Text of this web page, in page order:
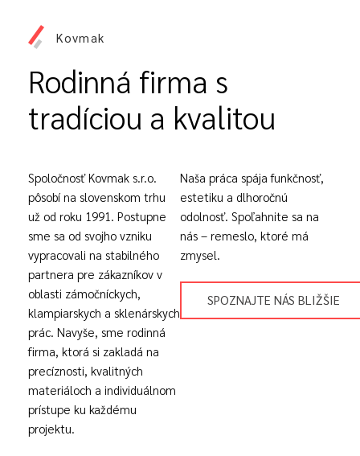
Kovmak
Rodinná firma s
tradíciou a kvalitou
Spoločnosť Kovmak s.r.o.
pôsobí na slovenskom trhu
už od roku 1991. Postupne
sme sa od svojho vzniku
vypracovali na stabilného
partnera pre zákazníkov v
oblasti zámočníckych,
klampiarskych a sklenárskych
prác. Navyše, sme rodinná
firma, ktorá si zakladá na
precíznosti, kvalitných
materiáloch a individuálnom
prístupe ku každému
projektu.
Naša práca spája funkčnosť,
estetiku a dlhoročnú
odolnosť. Spoľahnite sa na
nás – remeslo, ktoré má
zmysel.
SPOZNAJTE NÁS BLIŽŠIE